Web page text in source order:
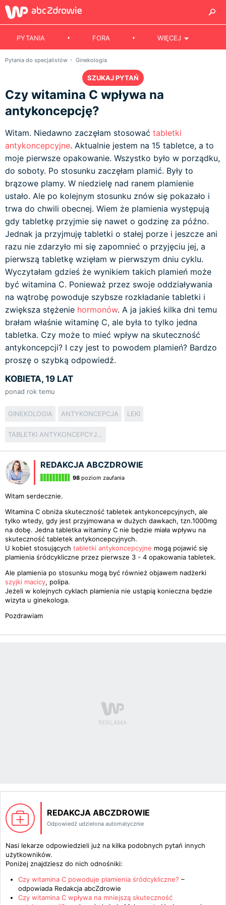
PYTANIA FORA WIĘCEJ
Pytania do specjalistów Ginekologia
SZUKAJ PYTAŃ
Czy witamina C wpływa na
antykoncepcję?
Witam. Niedawno zaczęłam stosować tabletki
antykoncepcyjne. Aktualnie jestem na 15 tabletce, a to
moje pierwsze opakowanie. Wszystko było w porządku,
do soboty. Po stosunku zaczęłam plamić. Były to
brązowe plamy. W niedzielę nad ranem plamienie
ustało. Ale po kolejnym stosunku znów się pokazało i
trwa do chwili obecnej. Wiem że plamienia występują
gdy tabletkę przyjmie się nawet o godzinę za późno.
Jednak ja przyjmuję tabletki o stałej porze i jeszcze ani
razu nie zdarzyło mi się zapomnieć o przyjęciu jej, a
pierwszą tabletkę wzięłam w pierwszym dniu cyklu.
Wyczytałam gdzieś że wynikiem takich plamień może
być witamina C. Ponieważ przez swoje oddziaływania
na wątrobę powoduje szybsze rozkładanie tabletki i
zwiększa stężenie hormonów. A ja jakieś kilka dni temu
brałam właśnie witaminę C, ale była to tylko jedna
tabletka. Czy może to mieć wpływ na skuteczność
antykoncepcji? I czy jest to powodem plamień? Bardzo
proszę o szybką odpowiedź.
KOBIETA, 19 LAT
ponad rok temu
GINEKOLOGIA ANTYKONCEPCJA LEKI
TABLETKI ANTYKONCEPCYJNE
REDAKCJA ABCZDROWIE
98 poziom zaufania
Witam serdecznie.
Witamina C obniża skuteczność tabletek antykoncepcyjnych, ale
tylko wtedy, gdy jest przyjmowana w dużych dawkach, tzn.1000mg
na dobę. Jedna tabletka witaminy C nie będzie miała wpływu na
skuteczność tabletek antykoncepcyjnych.
U kobiet stosujących tabletki antykoncepcyjne mogą pojawić się
plamienia śródcykliczne przez pierwsze 3 - 4 opakowania tabletek.
Ale plamienia po stosunku mogą być również objawem nadżerki
szyjki macicy, polipa.
Jeżeli w kolejnych cyklach plamienia nie ustąpią konieczna będzie
wizyta u ginekologa.
Pozdrawiam
REDAKCJA ABCZDROWIE
Odpowiedź udzielona automatycznie
Nasi lekarze odpowiedzieli już na kilka podobnych pytań innych
użytkowników.
Poniżej znajdziesz do nich odnośniki:
Czy witamina C powoduje plamienia śródcykliczne? –
odpowiada Redakcja abcZdrowie
Czy witamina C wpływa na mniejszą skuteczność